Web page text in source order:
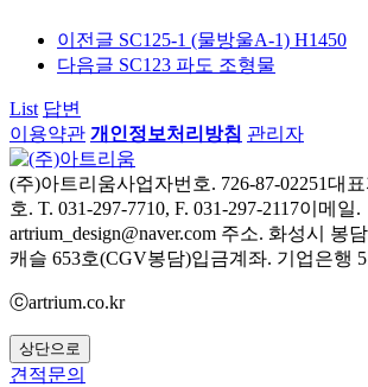
이전글 SC125-1 (물방울A-1) H1450
다음글 SC123 파도 조형물
List 답변
이용약관 개인정보처리방침 관리자
(주)아트리움사업자번호. 726-87-02251대표
호. T. 031-297-7710, F. 031-297-2117이메일.
artrium_design@naver.com 주소. 화성시 봉
캐슬 653호(CGV봉담)입금계좌. 기업은행
ⓒartrium.co.kr
상단으로
견적문의